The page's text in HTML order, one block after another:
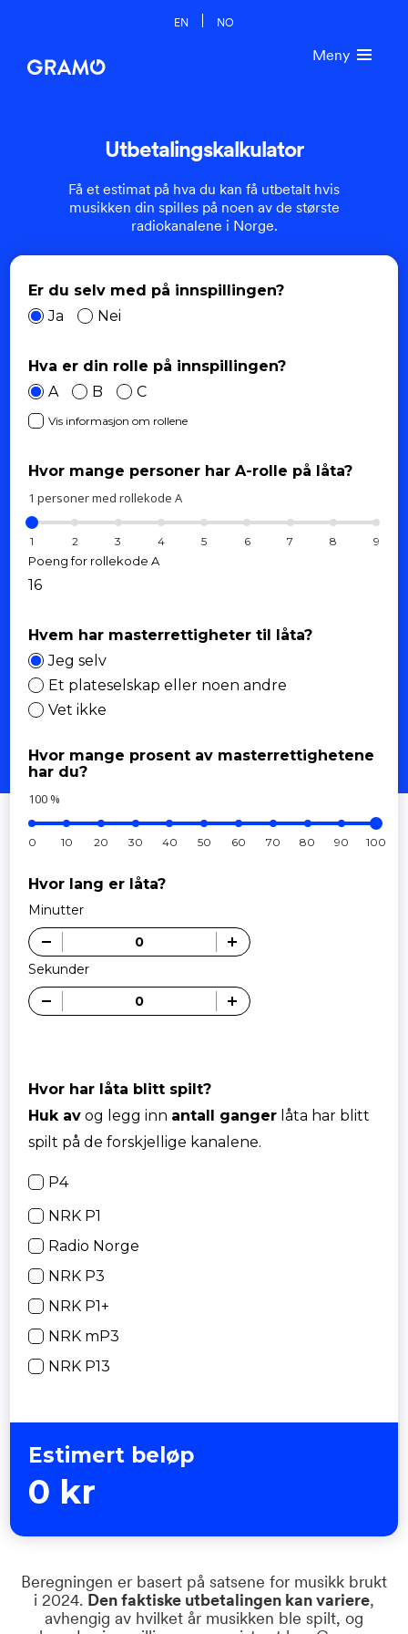
EN NO
Meny
Utbetalingskalkulator
Få et estimat på hva du kan få utbetalt hvis
musikken din spilles på noen av de største
radiokanalene i Norge.
Er du selv med på innspillingen?
Ja
Nei
Hva er din rolle på innspillingen?
A
B C
Vis informasjon om rollene
Hvor mange personer har A-rolle på låta?
1 personer med rollekode A
1 2 3 4 5 6 7 8 9
Poeng for rollekode A
16
Hvem har masterrettigheter til låta?
Jeg selv
Et plateselskap eller noen andre
Vet ikke
Hvor mange prosent av masterrettighetene
har du?
100 %
0 10 20 30 40 50 60 70 80 90 100
Hvor lang er låta?
Minutter
Sekunder
Hvor har låta blitt spilt?
Huk av og legg inn antall ganger låta har blitt
spilt på de forskjellige kanalene.
P4
NRK P1
Radio Norge
NRK P3
NRK P1+
NRK mP3
NRK P13
Estimert beløp
0 kr
Beregningen er basert på satsene for musikk brukt
i 2024. Den faktiske utbetalingen kan variere,
avhengig av hvilket år musikken ble spilt, og